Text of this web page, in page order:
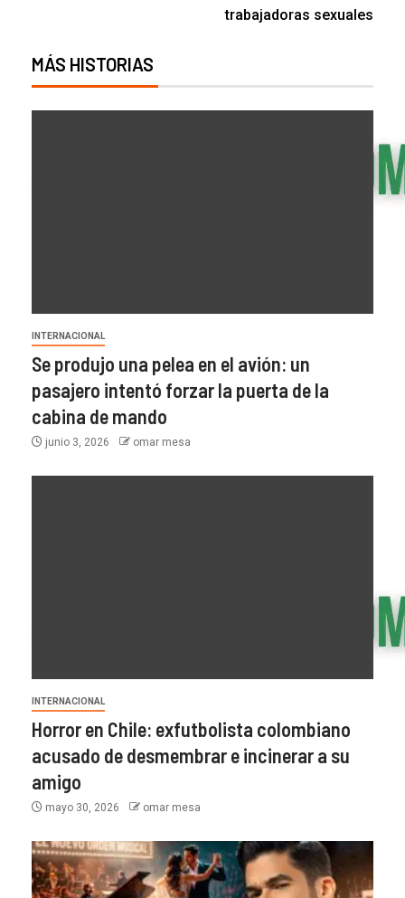
trabajadoras sexuales
MÁS HISTORIAS
INTERNACIONAL
Se produjo una pelea en el avión: un
pasajero intentó forzar la puerta de la
cabina de mando
junio 3, 2026 omar mesa
INTERNACIONAL
Horror en Chile: exfutbolista colombiano
acusado de desmembrar e incinerar a su
amigo
mayo 30, 2026 omar mesa